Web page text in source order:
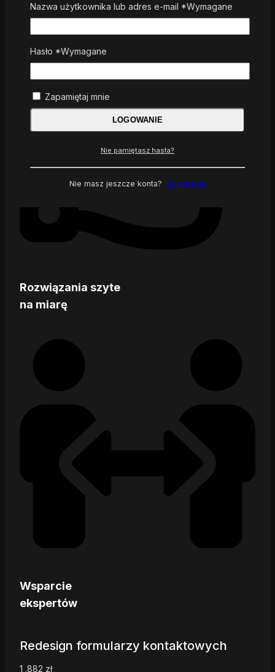
Rozwiązania szyte
na miarę
Wsparcie
ekspertów
Redesign formularzy kontaktowych
1 .882 zł
Nazwa użytkownika lub adres e-mail *Wymagane
Hasło *Wymagane
Zapamiętaj mnie
LOGOWANIE
Nie pamiętasz hasła?
Nie masz jeszcze konta? Rejestracja